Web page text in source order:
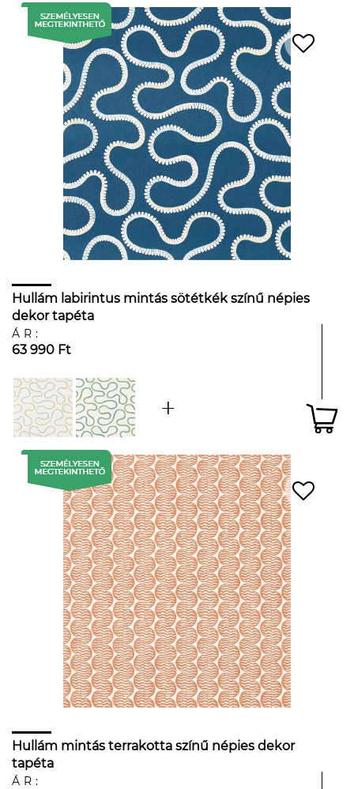
Hullám labirintus mintás sötétkék színű népies
dekor tapéta
ÁR:
63 990 Ft
Hullám mintás terrakotta színű népies dekor
tapéta
ÁR: